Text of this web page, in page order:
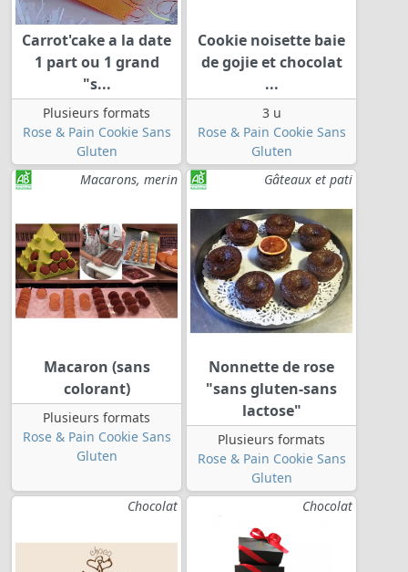
Carrot'cake a la date
1 part ou 1 grand
"s...
Plusieurs formats
Rose & Pain Cookie Sans
Gluten
Cookie noisette baie
de gojie et chocolat
...
3 u
Rose & Pain Cookie Sans
Gluten
Macarons, merin
Macaron (sans
colorant)
Plusieurs formats
Rose & Pain Cookie Sans
Gluten
Gâteaux et pati
Nonnette de rose
"sans gluten-sans
lactose"
Plusieurs formats
Rose & Pain Cookie Sans
Gluten
Chocolat
Chocolat